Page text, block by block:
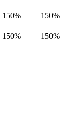
150%
150%
150% 150%